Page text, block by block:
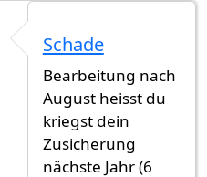
Ich habe lange warten
Schade
Bearbeitung nach
August heisst du
kriegst dein
Zusicherung
nächste Jahr (6